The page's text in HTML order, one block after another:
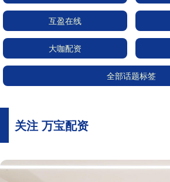
互盈在线
大咖配资
全部话题标签
关注 万宝配资